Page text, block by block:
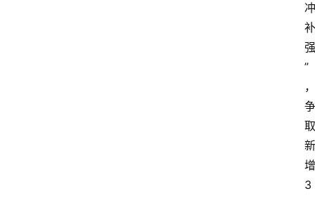
冲
补
强
”
，
争
取
新
增
3